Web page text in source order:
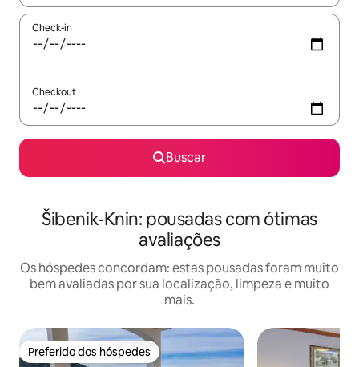
Check-in
Checkout
Buscar
Šibenik-Knin: pousadas com ótimas
avaliações
Os hóspedes concordam: estas pousadas foram muito
bem avaliadas por sua localização, limpeza e muito
mais.
Preferido dos hóspedes
Preferido dos hóspedes